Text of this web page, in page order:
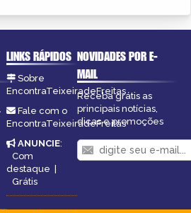
LINKS RÁPIDOS
Sobre
EncontraTeixeiradeFreitas
Fale com o
EncontraTeixeiradeFreitas
ANUNCIE:
Com
destaque |
Grátis
NOVIDADES POR E-
MAIL
Receba grátis as
principais notícias,
dicas e promoções